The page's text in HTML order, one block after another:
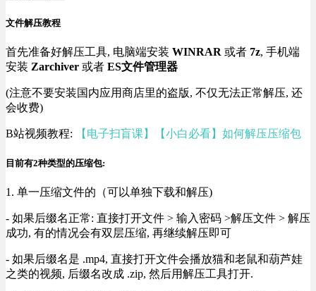
文件解压教程
首先准备好解压工具, 电脑端安装 WINRAR 或者 7z, 手机端
安装 Zarchiver 或者 ES文件管理器
(注意不要安装国内应用商店里的盗版, 不仅无法正常解压, 还
会收费)
B站视频教程: 【电子扫盲课】【小白必看】如何解压压缩包
目前有2种类型的压缩包:
1. 单一压缩文件的（可以单独下载和解压)
- 如果后缀名正常: 直接打开文件 > 输入密码 >解压文件 > 解压
成功, 有的情况会有双层压缩, 再继续解压即可
- 如果后缀名是 .mp4, 直接打开文件会播放猫和老鼠和葫芦娃
之类的视频, 后缀名改成 .zip, 然后用解压工具打开.